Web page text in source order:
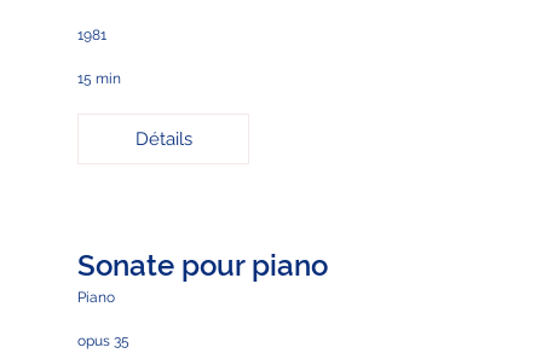
1981
15 min
Détails
Sonate pour piano
Piano
opus 35